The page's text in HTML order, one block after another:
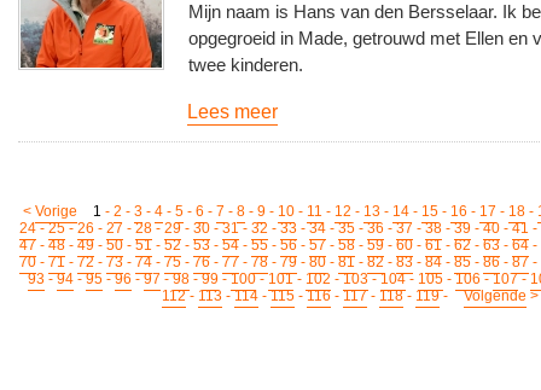
Mijn naam is Hans van den Bersselaar. Ik
opgegroeid in Made, getrouwd met Ellen en
twee kinderen.
Lees meer
< Vorige 1 - 2 - 3- 4- 5- 6 - 7 - 8- 9- 10- 11 - 12 - 13- 14- 15- 16 - 17 - 18-
24-25-26 - 27 -28-29- 30-31- 32 -33-34-35-36 -37 -38-39-40-41 -
47- 48- 49- 50- 51- 52- 53- 54- 55- 56- 57- 58- 59- 60- 61- 62- 63- 64-
70- 71- 72- 73- 74- 75- 76- 77- 78- 79- 80- 81- 82- 83- 84- 85- 86- 87-
93 -94 -95 -96 -97 -98 -99 -100-101- 102 -103-104- 105 -106 -107-
112- 113 -114 -115 -116 - 117- 118- 119- Volgende >